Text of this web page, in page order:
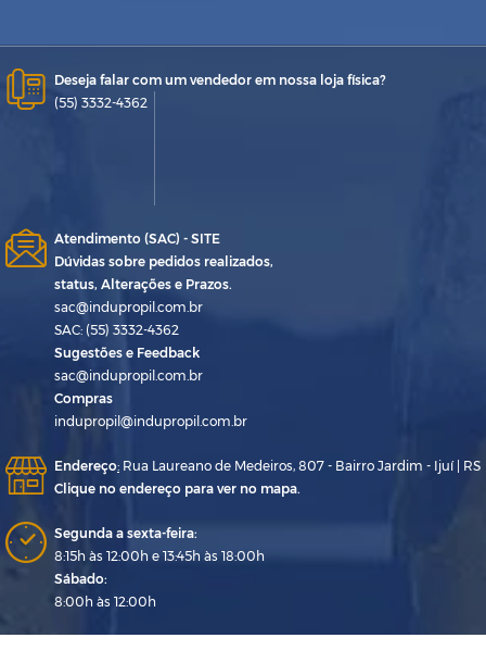
Deseja falar com um vendedor em nossa loja física?
(55) 3332-4362
Atendimento (SAC) - SITE
Dúvidas sobre pedidos realizados,
status, Alterações e Prazos.
sac@indupropil.com.br
SAC: (55) 3332-4362
Sugestões e Feedback
sac@indupropil.com.br
Compras
indupropil@indupropil.com.br
Endereço: Rua Laureano de Medeiros, 807 - Bairro Jardim - Ijuí | RS
Clique no endereço para ver no mapa.
Segunda a sexta-feira:
8:15h às 12:00h e 13:45h às 18:00h
Sábado:
8:00h às 12:00h